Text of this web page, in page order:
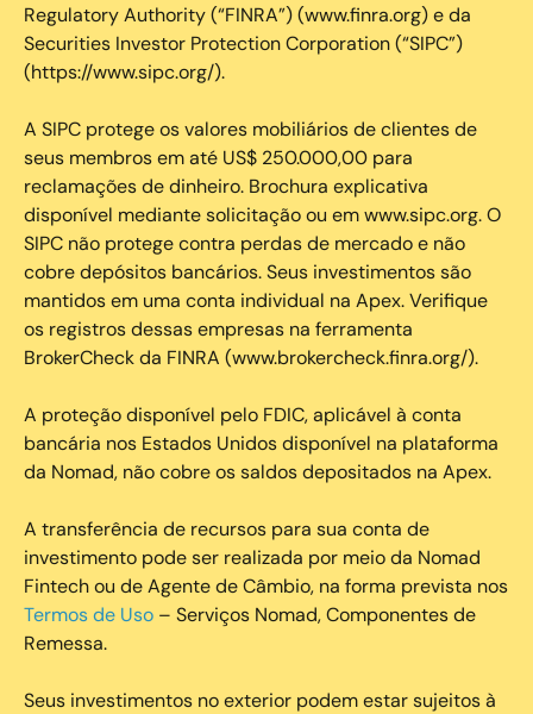
Regulatory Authority (“FINRA”) (www.finra.org) e da
Securities Investor Protection Corporation (“SIPC”)
(https://www.sipc.org/).
A SIPC protege os valores mobiliários de clientes de
seus membros em até US$ 250.000,00 para
reclamações de dinheiro. Brochura explicativa
disponível mediante solicitação ou em www.sipc.org. O
SIPC não protege contra perdas de mercado e não
cobre depósitos bancários. Seus investimentos são
mantidos em uma conta individual na Apex. Verifique
os registros dessas empresas na ferramenta
BrokerCheck da FINRA (www.brokercheck.finra.org/).
A proteção disponível pelo FDIC, aplicável à conta
bancária nos Estados Unidos disponível na plataforma
da Nomad, não cobre os saldos depositados na Apex.
A transferência de recursos para sua conta de
investimento pode ser realizada por meio da Nomad
Fintech ou de Agente de Câmbio, na forma prevista nos
Termos de Uso – Serviços Nomad, Componentes de
Remessa.
Seus investimentos no exterior podem estar sujeitos à